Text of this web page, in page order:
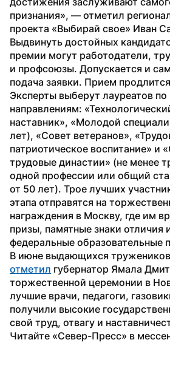
признания», — отметил
проекта «Выбирай свое» Иван
Выдвинуть достойных
премии могут работодатели,
и профсоюзы. Допускается и
подача заявки. Прием
Эксперты выберут лауреатов
направлениям:
наставник», «Молодой
лет), «Совет ветеранов»,
патриотическое воспитание» и
трудовые династии» (не менее
одной профессии или общий
от 50 лет). Трое лучших
этапа отправятся на
награждения в Москву, где им
призы, памятные знаки отличия
федеральные образовательные
отметил губернатор Ямала
торжественной церемонии в
лучшие врачи, педагоги,
получили высокие
свой труд, отвагу и
Читайте «Север-Пресс» в